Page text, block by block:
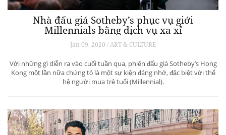
Nhà đấu giá Sotheby’s phục vụ giới
Millennials bằng dịch vụ xa xỉ
Jan 09, 2020 / ART & CULTURE
Với những gì diễn ra vào cuối tuần qua, phiên đấu giá Sotheby’s Hong
Kong một lần nữa chứng tỏ là một sự kiện đáng nhớ, đặc biệt với thế
hệ người mua trẻ tuổi (Millennial).